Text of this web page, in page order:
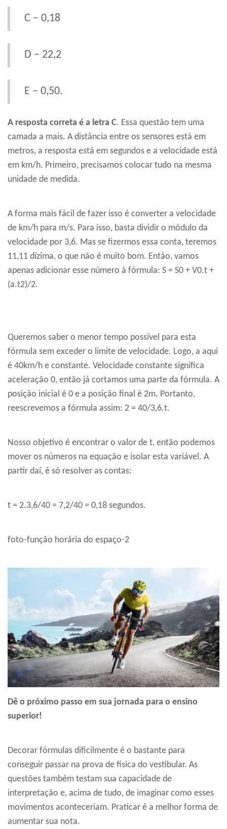
C – 0,18
D – 22,2
E – 0,50.
A resposta correta é a letra C. Essa questão tem uma
camada a mais. A distância entre os sensores está em
metros, a resposta está em segundos e a velocidade está
em km/h. Primeiro, precisamos colocar tudo na mesma
unidade de medida.
A forma mais fácil de fazer isso é converter a velocidade
de km/h para m/s. Para isso, basta dividir o módulo da
velocidade por 3,6. Mas se fizermos essa conta, teremos
11,11 dízima, o que não é muito bom. Então, vamos
apenas adicionar esse número à fórmula: S = S0 + V0.t +
(a.t2)/2.
Queremos saber o menor tempo possível para esta
fórmula sem exceder o limite de velocidade. Logo, a aqui
é 40km/h e constante. Velocidade constante significa
aceleração 0, então já cortamos uma parte da fórmula. A
posição inicial é 0 e a posição final é 2m. Portanto,
reescrevemos a fórmula assim: 2 = 40/3,6.t.
Nosso objetivo é encontrar o valor de t, então podemos
mover os números na equação e isolar esta variável. A
partir daí, é só resolver as contas:
t = 2.3,6/40 = 7,2/40 = 0,18 segundos.
foto-função horária do espaço-2
Dê o próximo passo em sua jornada para o ensino
superior!
Decorar fórmulas dificilmente é o bastante para
conseguir passar na prova de física do vestibular. As
questões também testam sua capacidade de
interpretação e, acima de tudo, de imaginar como esses
movimentos aconteceriam. Praticar é a melhor forma de
aumentar sua nota.